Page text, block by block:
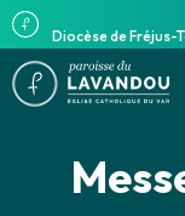
Diocèse de Fréjus-